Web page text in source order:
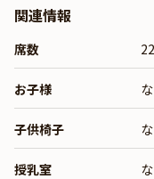
関連情報
席数
お子様
子供椅子
授乳室